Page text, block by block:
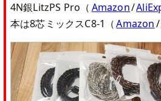
4N銀LitzPS Pro（ Amazon/
本は8芯ミックスC8-1（ Amazon/